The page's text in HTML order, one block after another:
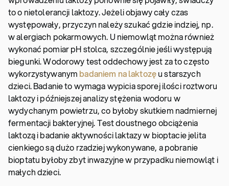
to o nietolerancji laktozy. Jeżeli objawy cały czas
występowały, przyczyn należy szukać gdzie indziej, np.
w alergiach pokarmowych. U niemowląt można również
wykonać pomiar pH stolca, szczególnie jeśli występują
biegunki. Wodorowy test oddechowy jest za to często
wykorzystywanym badaniem na laktozęu starszych
dzieci. Badanie to wymaga wypicia sporej ilości roztworu
laktozy i późniejszej analizy stężenia wodoru w
wydychanym powietrzu, co byłoby skutkiem nadmiernej
fermentacji bakteryjnej. Test doustnego obciążenia
laktozą i badanie aktywności laktazy w bioptacie jelita
cienkiego są dużo rzadziej wykonywane, a pobranie
bioptatu byłoby zbyt inwazyjne w przypadku niemowląt i
małych dzieci.